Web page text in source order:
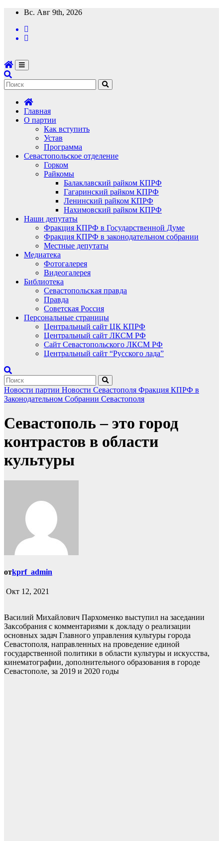
Перейти
содержимому
Вс. Авг 9th, 2026
Главная
О партии
Как вступить
Устав
Программа
Севастопольское отделение
Горком
Райкомы
Балаклавский райком КПРФ
Гагаринский райком КПРФ
Ленинский райком КПРФ
Нахимовский райком КПРФ
Наши депутаты
Фракция КПРФ в Государственной Думе
Фракция КПРФ в законодательном собрании
Местные депутаты
Медиатека
Фотогалерея
Видеогалерея
Библиотека
Севастопольская правда
Правда
Советская Россия
Персональные страницы
Центральный сайт ЦК КПРФ
Центральный сайт ЛКСМ РФ
Сайт Севастопольского ЛКСМ РФ
Центральный сайт “Русского лада”
Новости партии Новости Севастополя Фракция КПРФ в
Законодательном Собрании Севастополя
Севастополь – это город
контрастов в области
культуры
отkprf_admin
Окт 12, 2021
Василий Михайлович Пархоменко выступил на заседании
Заксобрания с комментариями к докладу о реализации
основных задач Главного управления культуры города
Севастополя, направленных на проведение единой
государственной политики в области культуры и искусства,
кинематографии, дополнительного образования в городе
Севастополе, за 2019 и 2020 годы